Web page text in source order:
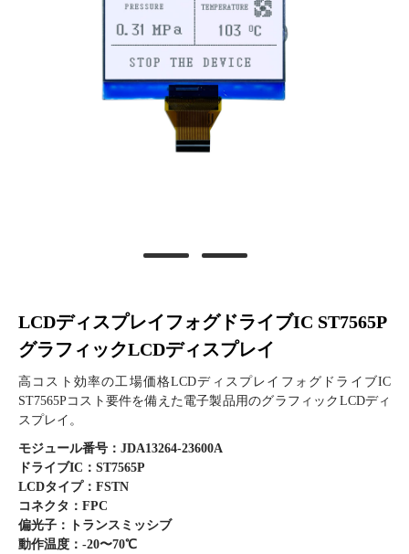
LCDディスプレイフォグドライブIC ST7565P
グラフィックLCDディスプレイ
高コスト効率の工場価格LCDディスプレイフォグドライブIC
ST7565Pコスト要件を備えた電子製品用のグラフィックLCDディ
スプレイ。
モジュール番号：JDA13264-23600A
ドライブIC：ST7565P
LCDタイプ：FSTN
コネクタ：FPC
偏光子：トランスミッシブ
動作温度：-20〜70℃